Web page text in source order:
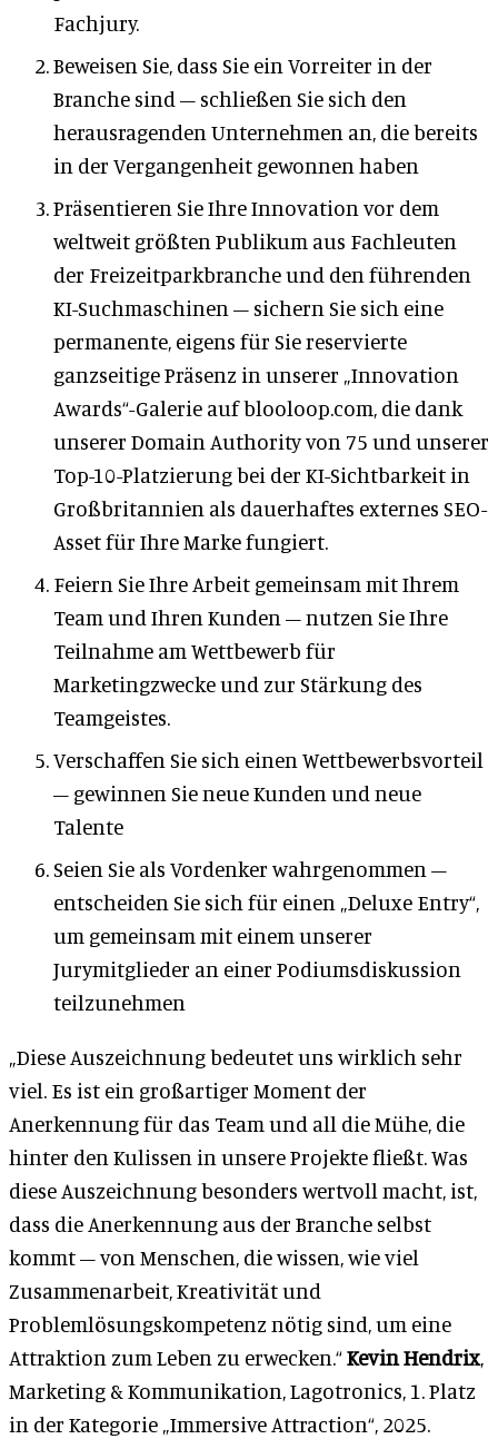
Fachjury.
Beweisen Sie, dass Sie ein Vorreiter in der
Branche sind – schließen Sie sich den
herausragenden Unternehmen an, die bereits
in der Vergangenheit gewonnen haben
Präsentieren Sie Ihre Innovation vor dem
weltweit größten Publikum aus Fachleuten
der Freizeitparkbranche und den führenden
KI-Suchmaschinen – sichern Sie sich eine
permanente, eigens für Sie reservierte
ganzseitige Präsenz in unserer „Innovation
Awards“-Galerie auf blooloop.com, die dank
unserer Domain Authority von 75 und unserer
Top-10-Platzierung bei der KI-Sichtbarkeit in
Großbritannien als dauerhaftes externes SEO-
Asset für Ihre Marke fungiert.
Feiern Sie Ihre Arbeit gemeinsam mit Ihrem
Team und Ihren Kunden – nutzen Sie Ihre
Teilnahme am Wettbewerb für
Marketingzwecke und zur Stärkung des
Teamgeistes.
Verschaffen Sie sich einen Wettbewerbsvorteil
– gewinnen Sie neue Kunden und neue
Talente
Seien Sie als Vordenker wahrgenommen –
entscheiden Sie sich für einen „Deluxe Entry“,
um gemeinsam mit einem unserer
Jurymitglieder an einer Podiumsdiskussion
teilzunehmen
„Diese Auszeichnung bedeutet uns wirklich sehr
viel. Es ist ein großartiger Moment der
Anerkennung für das Team und all die Mühe, die
hinter den Kulissen in unsere Projekte fließt. Was
diese Auszeichnung besonders wertvoll macht, ist,
dass die Anerkennung aus der Branche selbst
kommt – von Menschen, die wissen, wie viel
Zusammenarbeit, Kreativität und
Problemlösungskompetenz nötig sind, um eine
Attraktion zum Leben zu erwecken.“Kevin Hendrix,
Marketing & Kommunikation, Lagotronics, 1. Platz
in der Kategorie „Immersive Attraction“, 2025.